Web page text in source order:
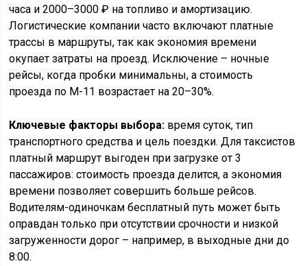
часа и 2000–3000 ₽ на топливо и амортизацию.
Логистические компании часто включают платные
трассы в маршруты, так как экономия времени
окупает затраты на проезд. Исключение – ночные
рейсы, когда пробки минимальны, а стоимость
проезда по М-11 возрастает на 20–30%.
Ключевые факторы выбора: время суток, тип
транспортного средства и цель поездки. Для таксистов
платный маршрут выгоден при загрузке от 3
пассажиров: стоимость проезда делится, а экономия
времени позволяет совершить больше рейсов.
Водителям-одиночкам бесплатный путь может быть
оправдан только при отсутствии срочности и низкой
загруженности дорог – например, в выходные дни до
8:00.